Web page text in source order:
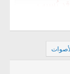
يُسبب
لدى
الضعيفة.